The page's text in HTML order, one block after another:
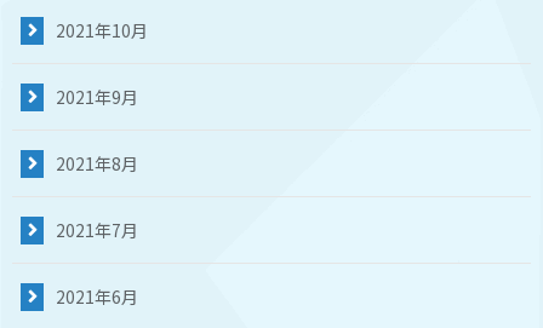
2021年10月
2021年9月
2021年8月
2021年7月
2021年6月